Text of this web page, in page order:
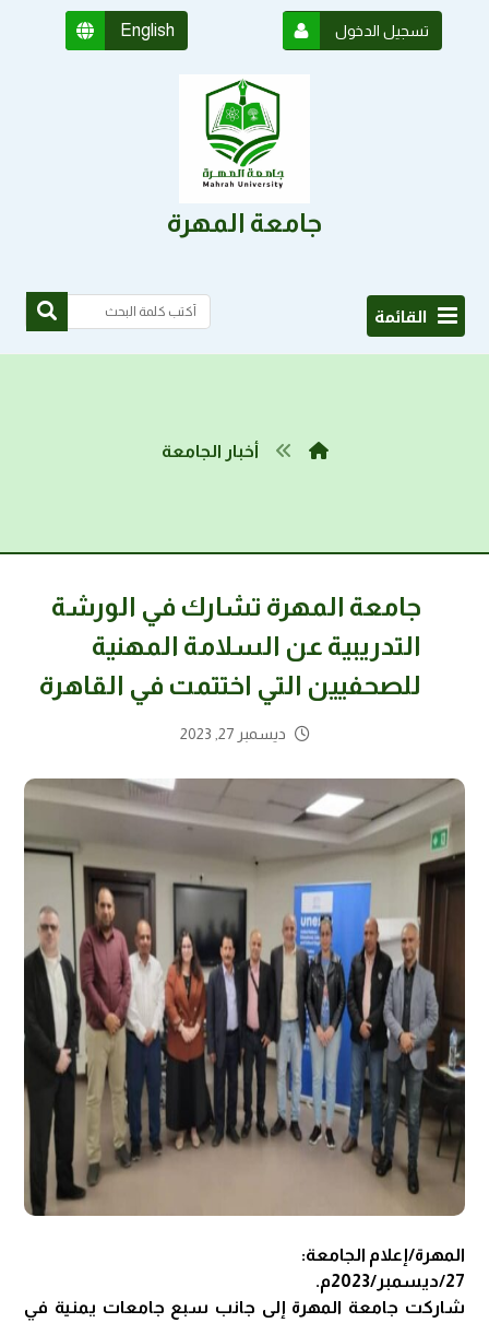
English تسجيل الدخول
جامعة المهرة
القائمة
أخبار الجامعة
جامعة المهرة تشارك في الورشة
التدريبية عن السلامة المهنية
للصحفيين التي اختتمت في القاهرة
ديسمبر 27, 2023
المهرة/إعلام الجامعة:
27/ديسمبر/2023م.
شاركت جامعة المهرة إلى جانب سبع جامعات يمنية في